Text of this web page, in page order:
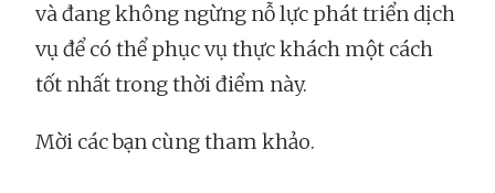
và đang không ngừng nỗ lực phát triển dịch
vụ để có thể phục vụ thực khách một cách
tốt nhất trong thời điểm này.
Mời các bạn cùng tham khảo.